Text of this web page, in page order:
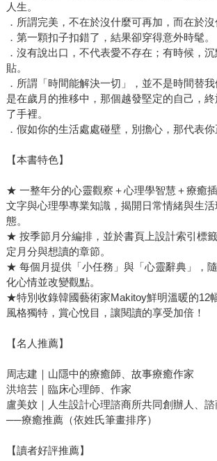
人生。
．所謂完美，不在於沒什麼可再加，而在於沒
．第一顆扣子扣錯了，結果卻穿得意外時髦。
．沒有說出口，不代表愛不存在；有時候，
貼。
．所謂「時間能解決一切」，並不是時間替
是在歲月的推移中，那個越發堅定的自己，
了手裡。
．假如你的生活處處碰壁，別擔心，那代表你
【本書特色】
★ 一整年分的心靈觀察＋心理學智慧＋療癒
文字與心理學專業知識，揭開日常情緒與生
態。
★ 按季節月分編排，並於書頁上設計索引標
定月分與想讀的章節。
★ 每個月提供「小任務」與「心靈辭典」，
化心情並改變觀點。
★特別收錄韓國藝術家Makitoy鮮明溫暖的12
風格獨特，賞心悅目，讓閱讀的享受加倍！
【名人推薦】
周志建｜山隱中的療癒師、故事療癒作家
洪培芸｜臨床心理師、作家
盧美妏｜人生設計心理諮商所共同創辦人、
──療癒推薦（依姓氏筆畫排序）
【讀者好評推薦】